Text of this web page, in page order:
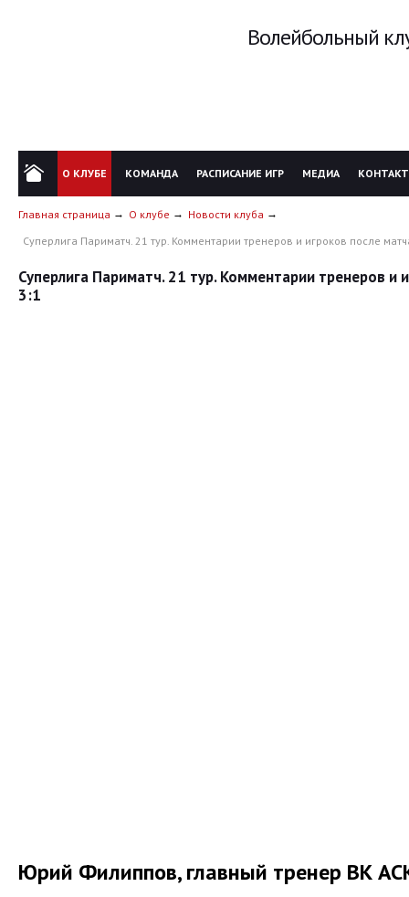
Волейбольный
О КЛУБЕ КОМАНДА РАСПИСАНИЕ ИГР МЕДИА
Главная страница О клубе
Новости клуба
Суперлига Париматч. 21 тур. Комментарии тренеров и игроков после
Суперлига Париматч. 21 тур. Комментарии тренеров и
3:1
Юрий Филиппов, главный тренер ВК